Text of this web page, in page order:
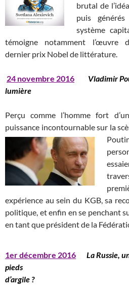
brutal de
puis
système
témoigne notamment l’œuvre
dernier prix Nobel de littérature.
24 novembre 2016
Vladimir
lumière
Perçu comme l’homme fort
puissance incontournable sur la
expérience au sein du KGB, sa
politique, et enfin en se penchant
en tant que président de la
1er décembre 2016
La Russie,
pieds
d’argile ?